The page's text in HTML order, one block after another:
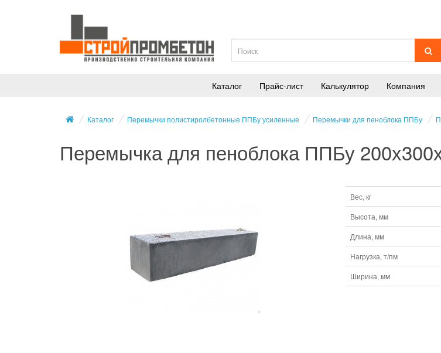
Каталог Прайс-лист Калькулятор Компания
Каталог Перемычки полистиролбетонные ППБу усиленные Перемычки для пеноблока ППБу
Перемычка для пеноблока ППБу
Вес, кг
Высота, мм
Длина, мм
Нагрузка, т/пм
Ширина, мм